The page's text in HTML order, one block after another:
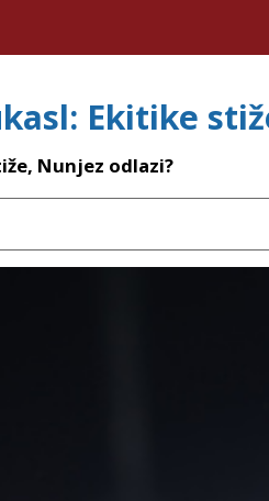
Ekitike
Nunjez odlazi?